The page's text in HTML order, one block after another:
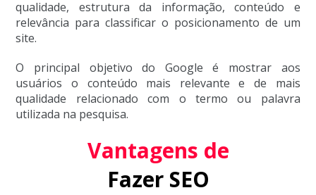
qualidade, estrutura da informação, conteúdo e
relevância para classificar o posicionamento de um
site.
O principal objetivo do Google é mostrar aos
usuários o conteúdo mais relevante e de mais
qualidade relacionado com o termo ou palavra
utilizada na pesquisa.
Vantagens de
Fazer SEO